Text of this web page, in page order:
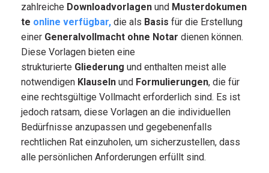
zahlreiche Downloadvorlagen und Musterdokumen
te online verfügbar, die als Basis für die Erstellung
einer Generalvollmacht ohne Notar dienen können.
Diese Vorlagen bieten eine
strukturierte Gliederung und enthalten meist alle
notwendigen Klauseln und Formulierungen, die für
eine rechtsgültige Vollmacht erforderlich sind. Es ist
jedoch ratsam, diese Vorlagen an die individuellen
Bedürfnisse anzupassen und gegebenenfalls
rechtlichen Rat einzuholen, um sicherzustellen, dass
alle persönlichen Anforderungen erfüllt sind.